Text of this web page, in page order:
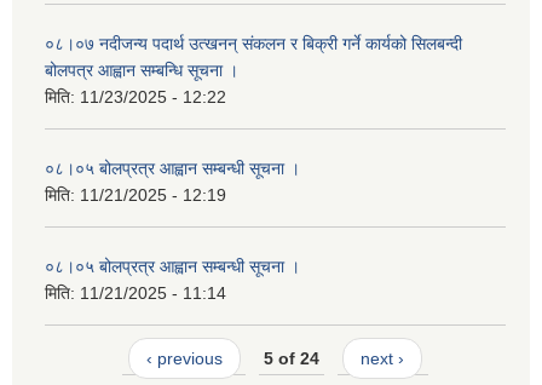
०८।०७ नदीजन्य पदार्थ उत्खनन् संकलन र बिक्री गर्ने कार्यको सिलबन्दी
बोलपत्र आह्वान सम्बन्धि सूचना ।
मिति: 11/23/2025 - 12:22
०८।०५ बोलप्रत्र आह्वान सम्बन्धी सूचना ।
मिति: 11/21/2025 - 12:19
०८।०५ बोलप्रत्र आह्वान सम्बन्धी सूचना ।
मिति: 11/21/2025 - 11:14
‹ previous 5 of 24 next ›